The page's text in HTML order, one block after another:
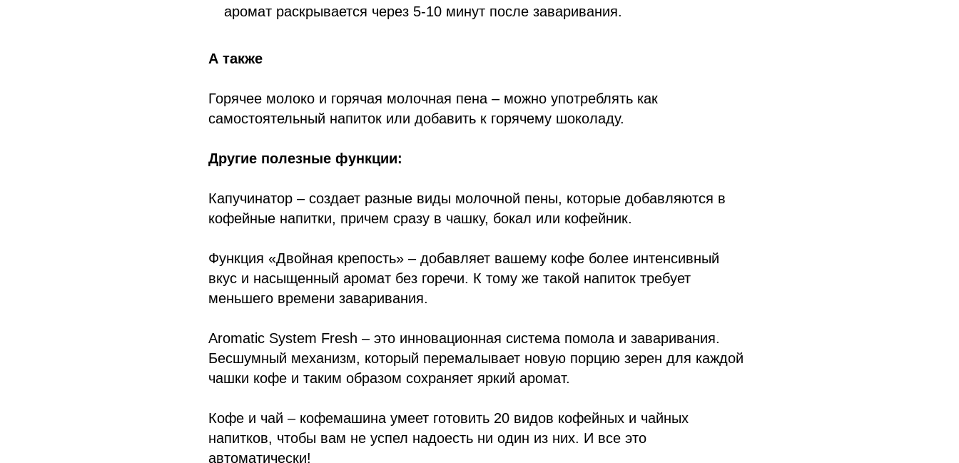
аромат раскрывается через 5-10 минут после заваривания.
А также
Горячее молоко и горячая молочная пена – можно употреблять как
самостоятельный напиток или добавить к горячему шоколаду.
Другие полезные функции:
Капучинатор – создает разные виды молочной пены, которые добавляются в
кофейные напитки, причем сразу в чашку, бокал или кофейник.
Функция «Двойная крепость» – добавляет вашему кофе более интенсивный
вкус и насыщенный аромат без горечи. К тому же такой напиток требует
меньшего времени заваривания.
Aromatic System Fresh – это инновационная система помола и заваривания.
Бесшумный механизм, который перемалывает новую порцию зерен для каждой
чашки кофе и таким образом сохраняет яркий аромат.
Кофе и чай – кофемашина умеет готовить 20 видов кофейных и чайных
напитков, чтобы вам не успел надоесть ни один из них. И все это
автоматически!